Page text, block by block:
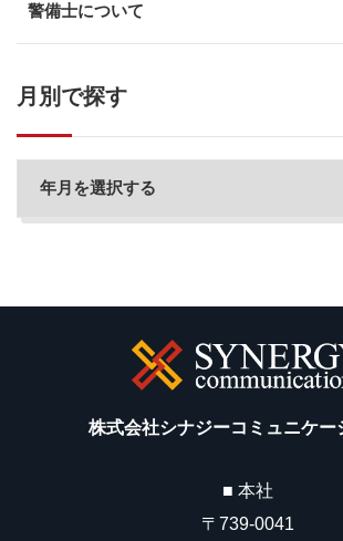
警備士について
月別で探す
株式会社シナジーコミュニケー
■ 本社
〒739-0041